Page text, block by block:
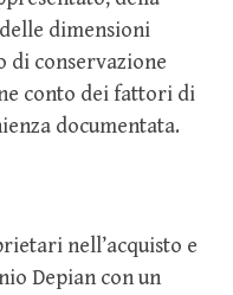
dimensioni
di conservazione
conto dei fattori di
documentata.
nell’acquisto e
Depian con un